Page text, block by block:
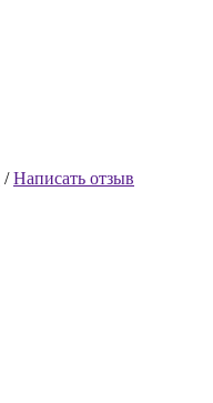
/Написать отзыв